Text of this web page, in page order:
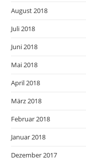
August 2018
Juli 2018
Juni 2018
Mai 2018
April 2018
März 2018
Februar 2018
Januar 2018
Dezember 2017